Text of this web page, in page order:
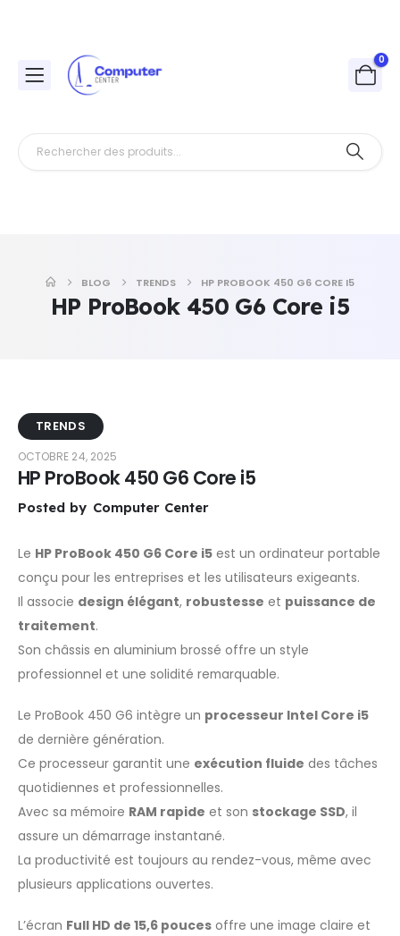
0
BLOG TRENDS HP PROBOOK 450 G6 CORE I5
HP ProBook 450 G6 Core i5
TRENDS
OCTOBRE 24, 2025
HP ProBook 450 G6 Core i5
Posted by Computer Center
Le HP ProBook 450 G6 Core i5 est un ordinateur portable
conçu pour les entreprises et les utilisateurs exigeants.
Il associe design élégant, robustesse et puissance de
traitement.
Son châssis en aluminium brossé offre un style
professionnel et une solidité remarquable.
Le ProBook 450 G6 intègre un processeur Intel Core i5
de dernière génération.
Ce processeur garantit une exécution fluide des tâches
quotidiennes et professionnelles.
Avec sa mémoire RAM rapide et son stockage SSD, il
assure un démarrage instantané.
La productivité est toujours au rendez-vous, même avec
plusieurs applications ouvertes.
L’écran Full HD de 15,6 pouces offre une image claire et